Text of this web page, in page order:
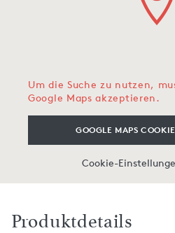
Um die Suche zu nutzen,
Google Maps akzeptieren.
GOOGLE MAPS
Cookie-
Produktdetails